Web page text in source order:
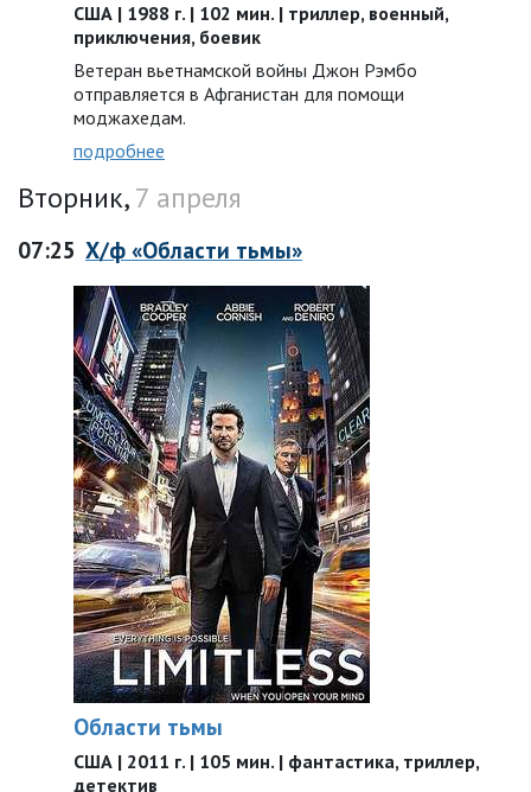
США | 1988 г. | 102 мин. | триллер, военный,
приключения, боевик
Ветеран вьетнамской войны Джон Рэмбо
отправляется в Афганистан для помощи
моджахедам.
подробнее
Вторник,7 апреля
07:25 Х/ф «Области тьмы»
Области тьмы
США | 2011 г. | 105 мин. | фантастика, триллер,
детектив